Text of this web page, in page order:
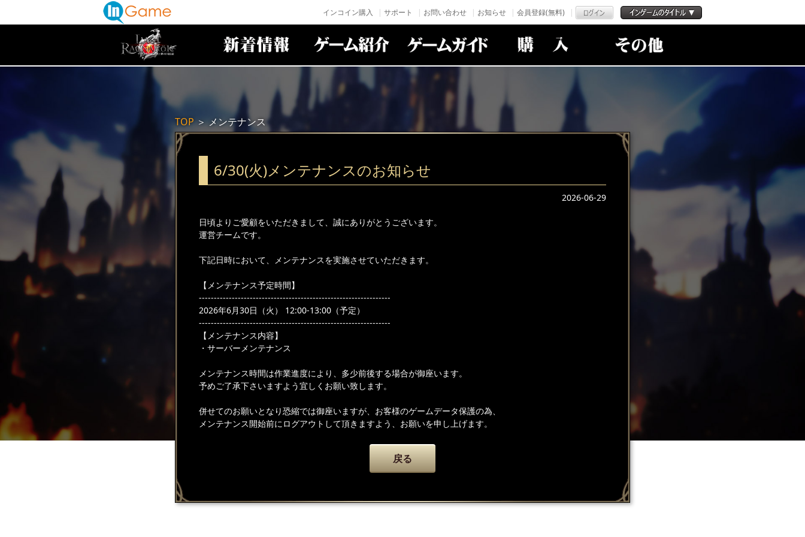
インコイン購入 サポート お問い合わせ お知らせ 会員登録(無料)
TOP＞メンテナンス
6/30(火)メンテナンスのお知らせ
2026-06-29
日頃よりご愛顧をいただきまして、誠にありがとうございます。
運営チームです。
下記日時において、メンテナンスを実施させていただきます。
【メンテナンス予定時間】
----------------------------------------------------------------
2026年6月30日（火） 12:00-13:00（予定）
----------------------------------------------------------------
【メンテナンス内容】
・サーバーメンテナンス
メンテナンス時間は作業進度により、多少前後する場合が御座います。
予めご了承下さいますよう宜しくお願い致します。
併せてのお願いとなり恐縮では御座いますが、お客様のゲームデータ保護の為、
メンテナンス開始前にログアウトして頂きますよう、お願いを申し上げます。
戻る